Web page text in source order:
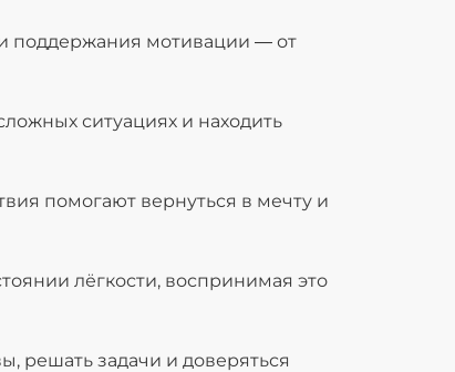
поддержания мотивации — от
ситуациях и находить
помогают вернуться в мечту и
лёгкости, воспринимая это
решать задачи и доверяться